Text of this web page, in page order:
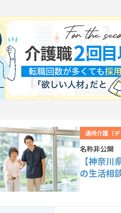
通所介護（デ
名称非公開
【神奈
の生活相